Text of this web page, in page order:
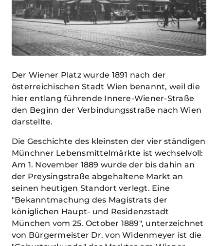
Der Wiener Platz wurde 1891 nach der
österreichischen Stadt Wien benannt, weil die
hier entlang führende Innere-Wiener-Straße
den Beginn der Verbindungsstraße nach Wien
darstellte.
Die Geschichte des kleinsten der vier ständigen
Münchner Lebensmittelmärkte ist wechselvoll:
Am 1. November 1889 wurde der bis dahin an
der Preysingstraße abgehaltene Markt an
seinen heutigen Standort verlegt. Eine
"Bekanntmachung des Magistrats der
königlichen Haupt- und Residenzstadt
München vom 25. October 1889", unterzeichnet
von Bürgermeister Dr. von Widenmeyer ist die